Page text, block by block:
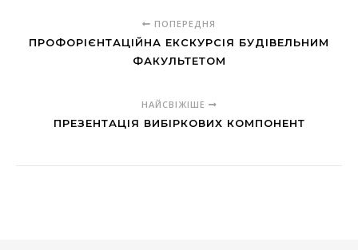
ПОПЕРЕДНЯ
ПРОФОРІЄНТАЦІЙНА ЕКСКУРСІЯ БУДІВЕЛЬНИМ
ФАКУЛЬТЕТОМ
НАЙСВІЖІШЕ
ПРЕЗЕНТАЦІЯ ВИБІРКОВИХ КОМПОНЕНТ